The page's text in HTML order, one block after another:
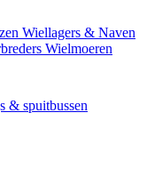
Wiellagers & Naven
Wielmoeren
& spuitbussen